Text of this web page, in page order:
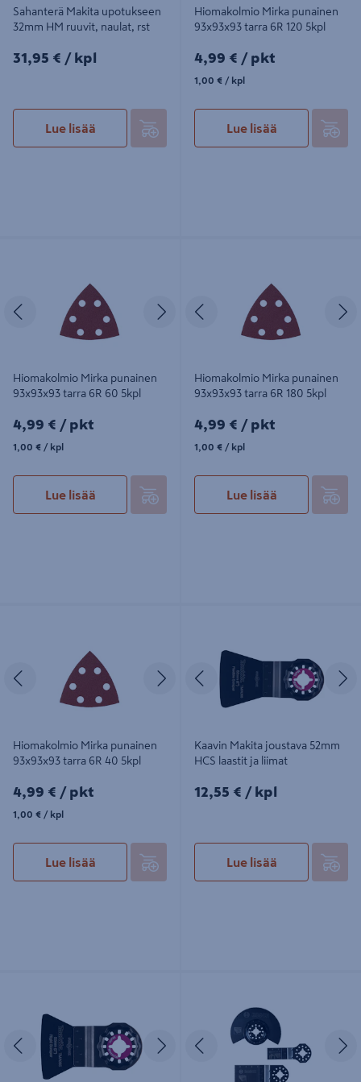
Sahanterä Makita upotukseen
32mm HM ruuvit, naulat, rst
31,95€/kpl
31,95 € / kpl
Lue lisää
Hiomakolmio Mirka punainen
93x93x93 tarra 6R 120 5kpl
4,99€/pkt
4,99 € / pkt
1,00€/kpl
1,00 € / kpl
Lue lisää
Edellinen Seuraava
Hiomakolmio Mirka punainen
93x93x93 tarra 6R 60 5kpl
4,99€/pkt
4,99 € / pkt
1,00€/kpl
1,00 € / kpl
Lue lisää
Edellinen
Hiomakolmio Mirka punainen
93x93x93 tarra 6R 180 5kpl
4,99€/pkt
4,99 € / pkt
1,00€/kpl
1,00 € / kpl
Lue lisää
Edellinen Seuraava
Hiomakolmio Mirka punainen
93x93x93 tarra 6R 40 5kpl
4,99€/pkt
4,99 € / pkt
1,00€/kpl
1,00 € / kpl
Lue lisää
Edellinen
Kaavin Makita joustava 52mm
HCS laastit ja liimat
12,55€/kpl
12,55 € / kpl
Lue lisää
Edellinen SeuraavaEdellinen